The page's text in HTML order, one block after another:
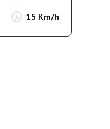
15 Km/h